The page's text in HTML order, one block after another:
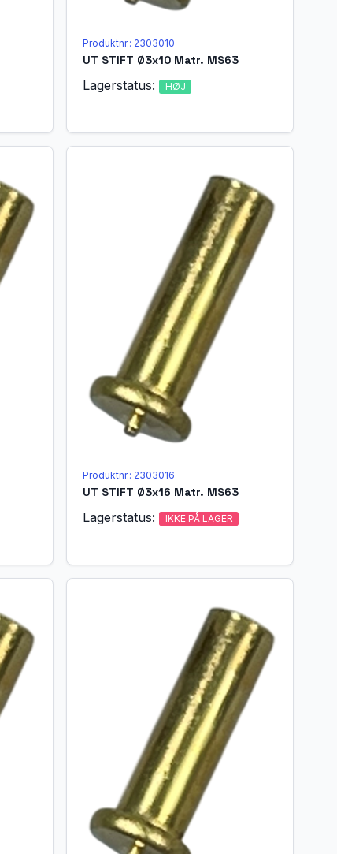
Produktnr.: 2303010
UT STIFT Ø3x10 Matr. MS63
Lagerstatus: HØJ
Produktnr.: 2303016
UT STIFT Ø3x16 Matr. MS63
Lagerstatus: IKKE PÅ LAGER